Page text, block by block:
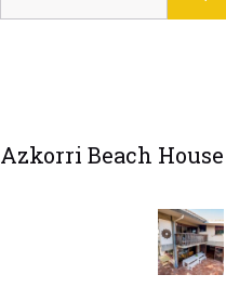
Azkorri Beach House